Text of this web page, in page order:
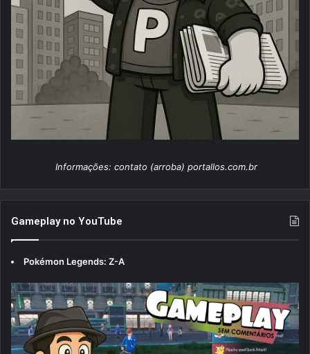
Informações: contato (arroba) portallos.com.br
Gameplay no YouTube
Pokémon Legends: Z-A